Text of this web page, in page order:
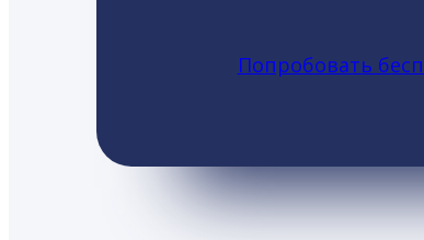
Попробовать